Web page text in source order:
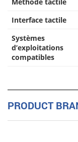
Interface tactile
Systèmes
d’exploitations
compatibles
PRODUCT